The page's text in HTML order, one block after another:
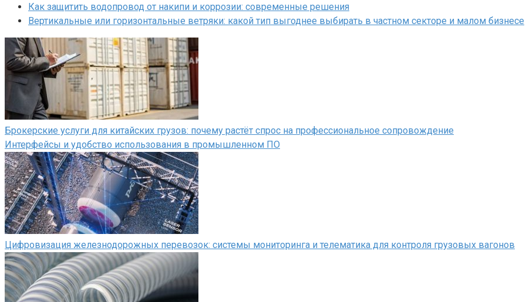
Как защитить водопровод от накипи и коррозии: современные решения
Вертикальные или горизонтальные ветряки: какой тип выгоднее выбирать в частном секторе и малом бизнесе
Брокерские услуги для китайских грузов: почему растёт спрос на профессиональное сопровождение
Интерфейсы и удобство использования в промышленном ПО
Цифровизация железнодорожных перевозок: системы мониторинга и телематика для контроля грузовых вагонов